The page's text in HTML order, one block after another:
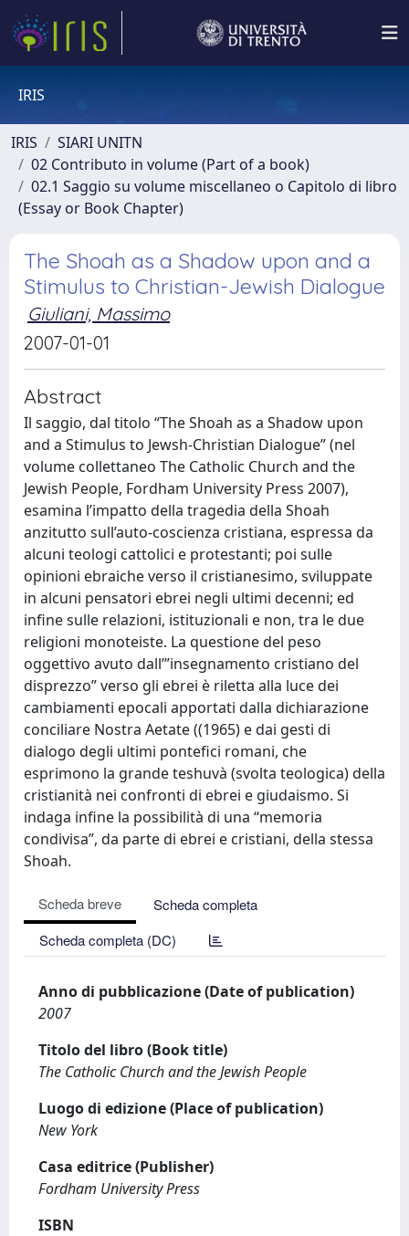
IRIS
IRIS
SIARI UNITN
02 Contributo in volume (Part of a book)
02.1 Saggio su volume miscellaneo o Capitolo di libro
(Essay or Book Chapter)
The Shoah as a Shadow upon and a
Stimulus to Christian-Jewish Dialogue
Giuliani, Massimo
2007-01-01
Abstract
Il saggio, dal titolo “The Shoah as a Shadow upon
and a Stimulus to Jewsh-Christian Dialogue” (nel
volume collettaneo The Catholic Church and the
Jewish People, Fordham University Press 2007),
esamina l’impatto della tragedia della Shoah
anzitutto sull’auto-coscienza cristiana, espressa da
alcuni teologi cattolici e protestanti; poi sulle
opinioni ebraiche verso il cristianesimo, sviluppate
in alcuni pensatori ebrei negli ultimi decenni; ed
infine sulle relazioni, istituzionali e non, tra le due
religioni monoteiste. La questione del peso
oggettivo avuto dall’”insegnamento cristiano del
disprezzo” verso gli ebrei è riletta alla luce dei
cambiamenti epocali apportati dalla dichiarazione
conciliare Nostra Aetate ((1965) e dai gesti di
dialogo degli ultimi pontefici romani, che
esprimono la grande teshuvà (svolta teologica) della
cristianità nei confronti di ebrei e giudaismo. Si
indaga infine la possibilità di una “memoria
condivisa”, da parte di ebrei e cristiani, della stessa
Shoah.
Scheda breve
Scheda completa
Scheda completa (DC)
Anno di pubblicazione (Date of publication)
2007
Titolo del libro (Book title)
The Catholic Church and the Jewish People
Luogo di edizione (Place of publication)
New York
Casa editrice (Publisher)
Fordham University Press
ISBN